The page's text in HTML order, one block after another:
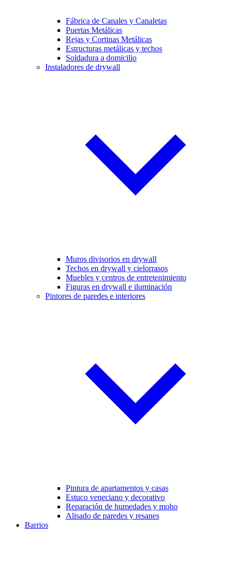
Fábrica de Canales y Canaletas
Puertas Metálicas
Rejas y Cortinas Metálicas
Estructuras metálicas y techos
Soldadura a domicilio
Instaladores de drywall
Muros divisorios en drywall
Techos en drywall y cielorrasos
Muebles y centros de entretenimiento
Figuras en drywall e iluminación
Pintores de paredes e interiores
Pintura de apartamentos y casas
Estuco veneciano y decorativo
Reparación de humedades y moho
Alisado de paredes y resanes
Barrios